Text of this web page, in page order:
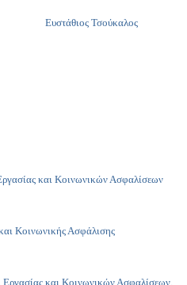
Ευστάθιος Τσούκαλος
και Κοινωνικών Ασφαλίσεων
Κοινωνικής Ασφάλισης
και Κοινωνικών Ασφαλίσεων.